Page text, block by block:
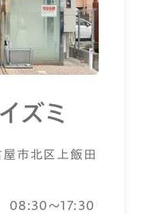
ズミ
市北区上飯田
08:30～17:30